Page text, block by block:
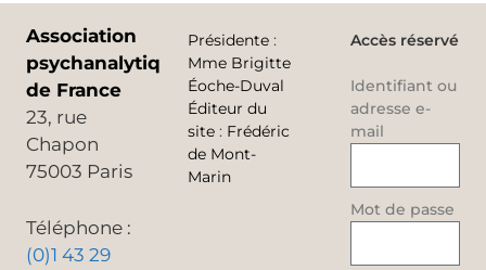
Association
psychanalytique
de France
23, rue
Chapon
75003 Paris
Téléphone :
(0)1 43 29
Présidente :
Mme Brigitte
Éoche-Duval
Éditeur du
site : Frédéric
de Mont-
Marin
Accès réservé
Identifiant ou
adresse e-
mail
Mot de passe